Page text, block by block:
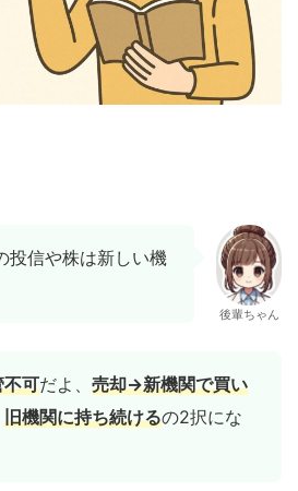
投信や株は新しい機
後輩ちゃん
不可だよ、 売却→新機関で買い
旧機関に持ち続けるの2択にな